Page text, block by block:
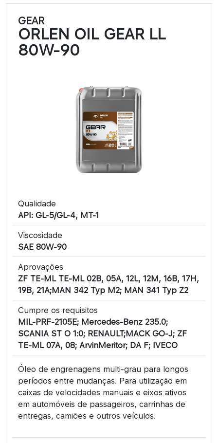
GEAR
ORLEN OIL GEAR LL
80W-90
Qualidade
API: GL-5/GL-4, MT-1
Viscosidade
SAE 80W-90
Aprovações
ZF TE-ML TE-ML 02B, 05A, 12L, 12M, 16B, 17H,
19B, 21A;MAN 342 Typ M2; MAN 341 Typ Z2
Cumpre os requisitos
MIL-PRF-2105E; Mercedes-Benz 235.0;
SCANIA ST O 1:0; RENAULT;MACK GO-J; ZF
TE-ML 07A, 08; ArvinMeritor; DA F; IVECO
Óleo de engrenagens multi-grau para longos
períodos entre mudanças. Para utilização em
caixas de velocidades manuais e eixos ativos
em automóveis de passageiros, carrinhas de
entregas, camiões e outros veículos.